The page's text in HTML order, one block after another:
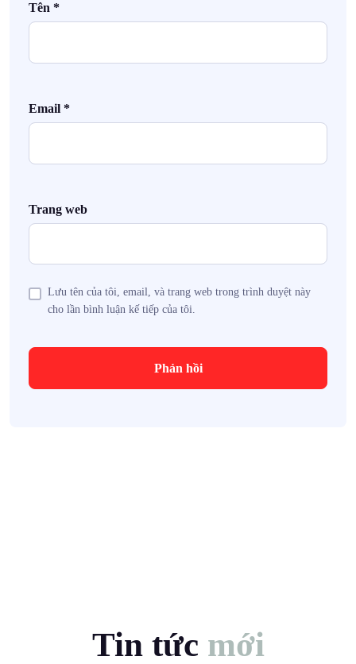
Tên *
Email *
Trang web
Lưu tên của tôi, email, và trang web trong trình duyệt này
cho lần bình luận kế tiếp của tôi.
Tin tức mới